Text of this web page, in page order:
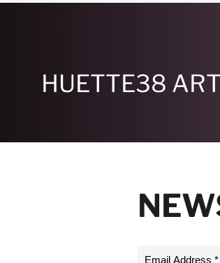
HUETTE38